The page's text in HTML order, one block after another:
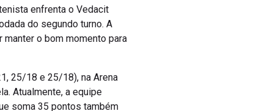
enfrenta o Vedacit
do segundo turno. A
o bom momento para
25/18 e 25/18), na Arena
Atualmente, a equipe
soma 35 pontos também